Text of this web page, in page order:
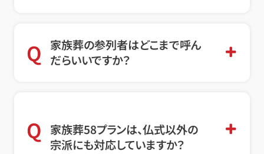
Q
家族葬の参列者はどこまで呼ん
だらいいですか？
Q
家族葬58プランは、仏式以外の
宗派にも対応していますか？